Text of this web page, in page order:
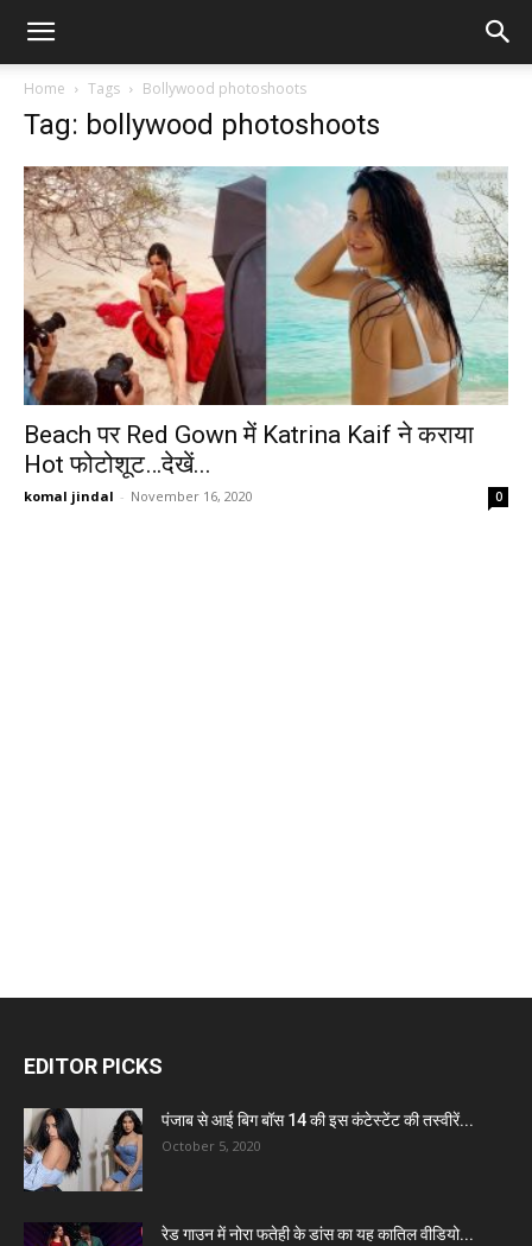
Home Tags Bollywood photoshoots
Tag: bollywood photoshoots
Beach पर Red Gown में Katrina Kaif ने कराया
Hot फोटोशूट…देखें...
komal jindal - November 16, 2020 0
EDITOR PICKS
पंजाब से आई बिग बॉस 14 की इस कंटेस्टेंट की तस्वीरें...
October 5, 2020
रेड गाउन में नोरा फतेही के डांस का यह कातिल वीडियो...